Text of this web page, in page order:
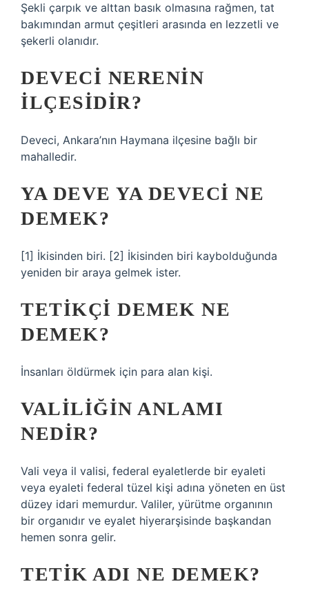
Şekli çarpık ve alttan basık olmasına rağmen, tat
bakımından armut çeşitleri arasında en lezzetli ve
şekerli olanıdır.
DEVECI NERENIN
ILÇESIDIR?
Deveci, Ankara’nın Haymana ilçesine bağlı bir
mahalledir.
YA DEVE YA DEVECI NE
DEMEK?
[1] İkisinden biri. [2] İkisinden biri kaybolduğunda
yeniden bir araya gelmek ister.
TETIKÇI DEMEK NE
DEMEK?
İnsanları öldürmek için para alan kişi.
VALILIĞIN ANLAMI
NEDIR?
Vali veya il valisi, federal eyaletlerde bir eyaleti
veya eyaleti federal tüzel kişi adına yöneten en üst
düzey idari memurdur. Valiler, yürütme organının
bir organıdır ve eyalet hiyerarşisinde başkandan
hemen sonra gelir.
TETIK ADI NE DEMEK?